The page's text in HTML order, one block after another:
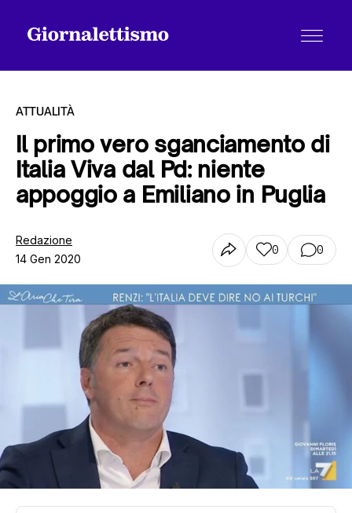
Tutti gli articoli
Chi siamo
Contatti
ATTUALITÀ
Il primo vero sganciamento di
Italia Viva dal Pd: niente
appoggio a Emiliano in Puglia
Redazione
14 Gen 2020
0 0